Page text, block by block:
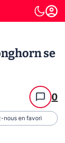
se
0
nous en favori